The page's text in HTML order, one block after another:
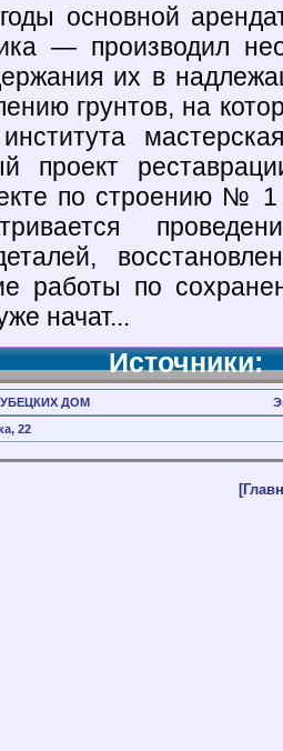
основной
— производил
их в
грунтов, на
проект
по строению № 1
работы по
начат...
Источники:
ДОМ
22